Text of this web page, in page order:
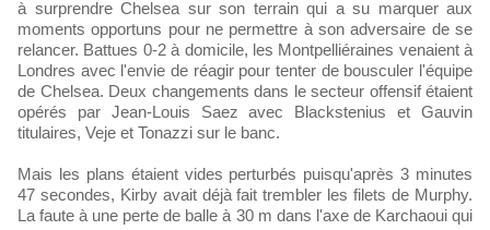
à surprendre Chelsea sur son terrain qui a su marquer aux
moments opportuns pour ne permettre à son adversaire de se
relancer. Battues 0-2 à domicile, les Montpelliéraines venaient à
Londres avec l'envie de réagir pour tenter de bousculer l'équipe
de Chelsea. Deux changements dans le secteur offensif étaient
opérés par Jean-Louis Saez avec Blackstenius et Gauvin
titulaires, Veje et Tonazzi sur le banc.
Mais les plans étaient vides perturbés puisqu'après 3 minutes
47 secondes, Kirby avait déjà fait trembler les filets de Murphy.
La faute à une perte de balle à 30 m dans l'axe de Karchaoui qui